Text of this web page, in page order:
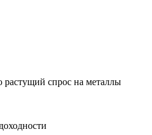
растущий спрос на металлы